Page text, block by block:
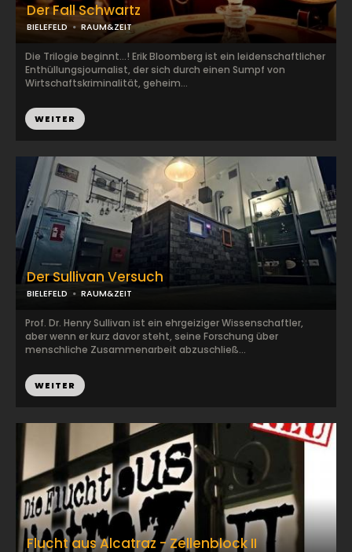
Der Sullivan Versuch
BIELEFELD RAUM&ZEIT
Prof. Dr. Henry Sullivan ist ein ehrgeiziger Wissenschaftler,
aber wenn er kurz davor steht, seine Forschung über
menschliche Zusammenarbeit abzuschließ...
WEITER
Der Fall Schwartz
BIELEFELD RAUM&ZEIT
Die Trilogie beginnt...! Erik Bloomberg ist ein leidenschaftlicher
Enthüllungsjournalist, der sich durch einen Sumpf von
Wirtschaftskriminalität, geheim...
WEITER
Flucht aus Alcatraz - Zellenblock II